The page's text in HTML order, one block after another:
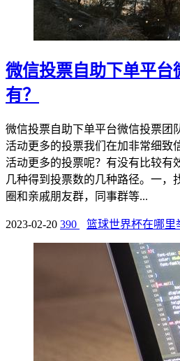
微信投票自助下单平台
有？
微信投票自助下单平台微信投票团
活动更多的投票我们在加非常细致
活动更多的投票呢？有没有比较有
几种得到投票数的几种路径。一，
圈和亲戚朋友群，同事群等...
2023-02-20 390 篮球世界杯在哪里